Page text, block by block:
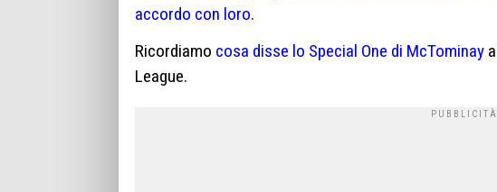
accordo con loro.
Ricordiamo cosa disse lo Special One di McTominay
League.